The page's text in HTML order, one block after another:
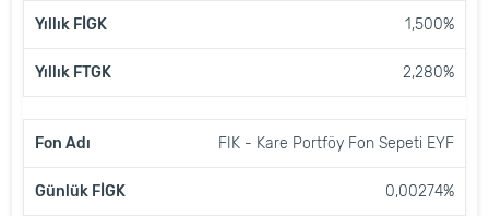
1,500%
2,280%
FIK - Kare Portföy Fon Sepeti EYF
0,00274%